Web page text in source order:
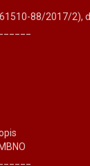
88/2017/2),